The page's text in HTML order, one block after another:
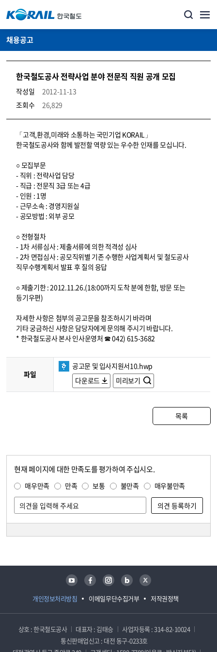
채용공고
한국철도공사 전략사업 분야 전문직 직원 공개 모집
작성일
2012-11-13
조회수
26,829
코레일소개_경영공시_채용공고 상세보기 – 내용, 파일, 담당자 연락처로 구성
「고객,환경,미래와 소통하는 국민기업 KORAIL」
한국철도공사와 함께 발전할 역량 있는 우수한 인재를 모십니다.
○ 모집부문
- 직위 : 전략사업 담당
- 직급 : 전문직 3급 또는 4급
- 인원 : 1명
- 근무소속 : 경영지원실
- 공모방법 : 외부 공모
○ 전형절차
- 1차 서류심사 : 제출서류에 의한 적격성 심사
- 2차 면접심사 : 공모직위별 기존 수행한 사업계획서 및 철도공사
직무수행계획서 발표 후 질의 응답
○ 제출기한 : 2012.11.26.(18:00까지 도착 분에 한함, 방문 또는
등기우편)
자세한 사항은 첨부의 공고문을 참조하시기 바라며
기타 궁금하신 사항은 담당자에게 문의해 주시기 바랍니다.
* 한국철도공사 본사 인사운영처 ☎ 042) 615-3682
파일
공고문 및 입사지원서10.hwp
다운로드
미리보기
목록
현재 페이지에 대한 만족도를 평가하여 주십시오.
매우만족 만족 보통 불만족 매우불만족
개인정보처리방침 이메일무단수집거부 저작권정책
유튜브 페이스북 인스타그램 블로그 트위터
상호 : 한국철도공사 대표자 : 김태승
사업자등록 : 314-82-10024
통신판매업신고 : 대전 동구-0233호